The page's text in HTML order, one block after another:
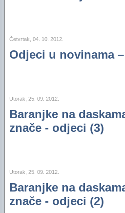
Četvrtak, 04. 10. 2012.
Odjeci u novinama
Utorak, 25. 09. 2012.
Baranjke na
znače - odjeci (3)
Utorak, 25. 09. 2012.
Baranjke na
znače - odjeci (2)